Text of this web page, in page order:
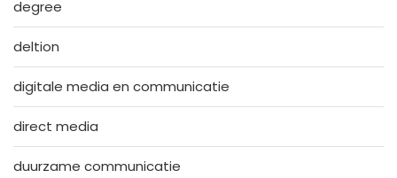
degree
deltion
digitale media en communicatie
direct media
duurzame communicatie